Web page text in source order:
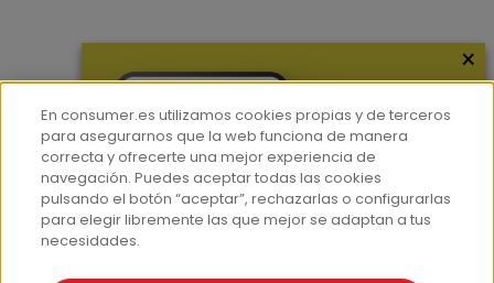
Hemeroteca
Contacto
Prensa
Corpus Lingüístico Consumer
×
En consumer.es utilizamos cookies propias y de terceros
para asegurarnos que la web funciona de manera
correcta y ofrecerte una mejor experiencia de
navegación. Puedes aceptar todas las cookies
pulsando el botón “aceptar”, rechazarlas o configurarlas
para elegir libremente las que mejor se adaptan a tus
necesidades.